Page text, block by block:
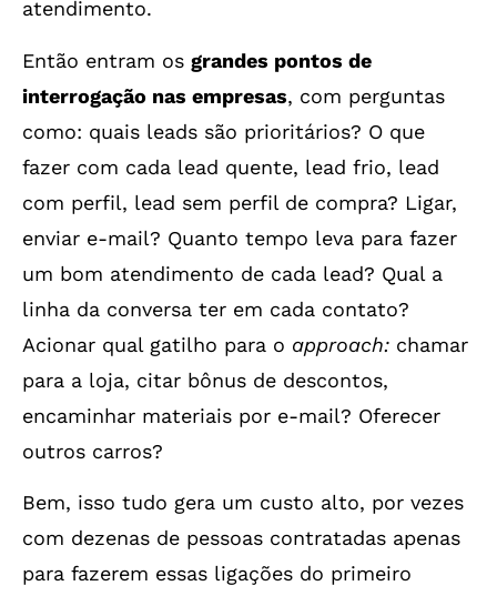
atendimento.
Então entram os grandes pontos de
interrogação nas empresas, com perguntas
como: quais leads são prioritários? O que
fazer com cada lead quente, lead frio, lead
com perfil, lead sem perfil de compra? Ligar,
enviar e-mail? Quanto tempo leva para fazer
um bom atendimento de cada lead? Qual a
linha da conversa ter em cada contato?
Acionar qual gatilho para o approach: chamar
para a loja, citar bônus de descontos,
encaminhar materiais por e-mail? Oferecer
outros carros?
Bem, isso tudo gera um custo alto, por vezes
com dezenas de pessoas contratadas apenas
para fazerem essas ligações do primeiro